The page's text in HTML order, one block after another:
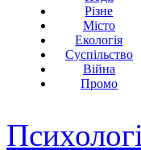
Різне
Місто
Екологія
Суспільство
Війна
Промо